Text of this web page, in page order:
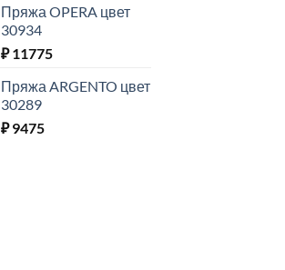
Пряжа OPERA цвет
30934
₽11775
Пряжа ARGENTO цвет
30289
₽9475